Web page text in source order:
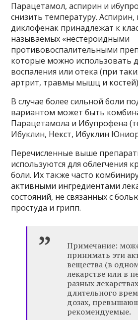
Парацетамол, аспирин и
снизить температуру.
диклофенак принадлежат к
называемых «нестероидными
противовоспалительными
которые можно использовать
воспаления или отека (при
артрит, травмы мышц и
В случае более сильной боли
вариантом может быть
Парацетамола и Ибупрофена
Ибуклин, Некст, Ибуклин
Перечисленные выше
используются для облегчения
боли. Их также часто
активными ингредиентами
состояний, не связанных с
простуда и грипп.
Примечание:
принимать эти
вещества (в
лекарстве или в
разных
длительного
дозах,
рекомендуемые.